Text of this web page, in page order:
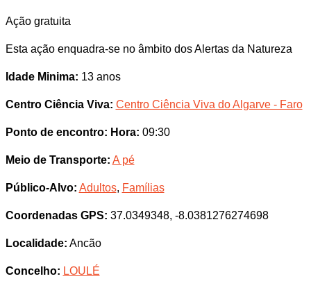
Ação gratuita
Esta ação enquadra-se no âmbito dos Alertas da Natureza
Idade Minima: 13 anos
Centro Ciência Viva: Centro Ciência Viva do Algarve - Faro
Ponto de encontro: Hora: 09:30
Meio de Transporte: A pé
Público-Alvo: Adultos, Famílias
Coordenadas GPS: 37.0349348, -8.0381276274698
Localidade: Ancão
Concelho: LOULÉ